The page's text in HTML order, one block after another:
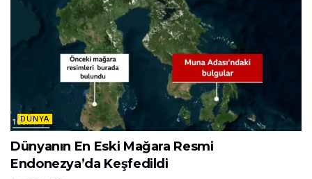
DÜNYA
Dünyanın En Eski Mağara Resmi
Endonezya’da Keşfedildi